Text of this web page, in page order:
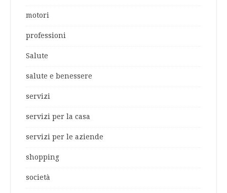
motori
professioni
Salute
salute e benessere
servizi
servizi per la casa
servizi per le aziende
shopping
società